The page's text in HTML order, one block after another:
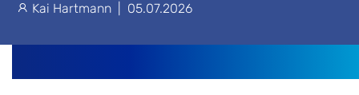
Kai Hartmann 05.07.2026